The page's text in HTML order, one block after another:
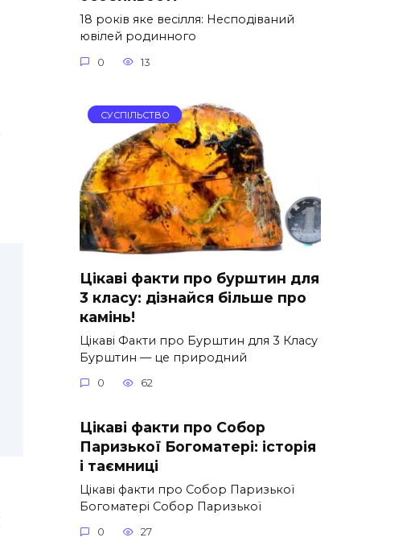
18 років яке весілля: Несподіваний
ювілей родинного
0 13
СУСПІЛЬСТВО
Цікаві факти про бурштин для
3 класу: дізнайся більше про
камінь!
Цікаві Факти про Бурштин для 3 Класу
Бурштин — це природний
0 62
Цікаві факти про Собор
Паризької Богоматері: історія
і таємниці
Цікаві факти про Собор Паризької
Богоматері Собор Паризької
0 27